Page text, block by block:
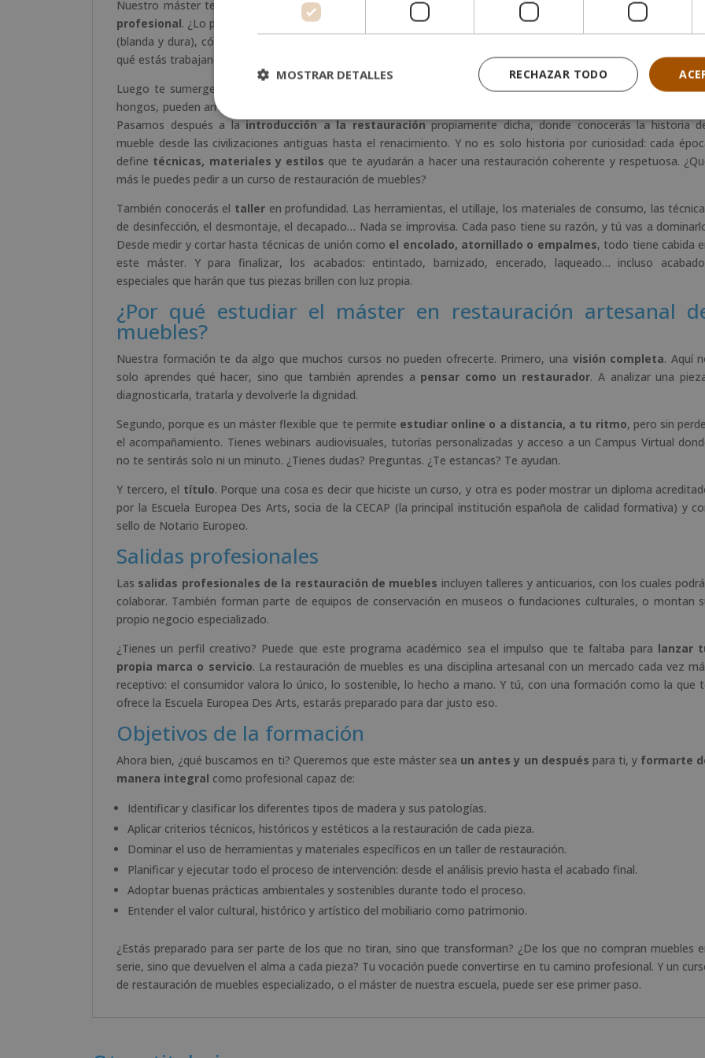
Nuestro máster te lleva de la mano a través de todo loque necesitas para convertirte en un restaurador
profesional. ¿Lo primero? Conocer la madera
. Su origen, sus propiedades físicas y mecánicas, los distintos tipos
(blanda y dura), cómo se obtiene industrialmente, y sus derivados. Porque antes de restaurar, hay que saber con
qué estás trabajando, ¿no crees?
Luego te sumerges en las
. Ciertos insectos, como los xilófagos, o incluso
hongos, pueden arruinar completamente una pieza. Por ello, aprenderás a detectarlos, entenderlos y combatirlos.
Pasamos después a laintroducción a la restauraciónpropiamente dicha, donde conocerás la historia
mueble desde las civilizaciones antiguas hasta el renacimiento. Y no es solo historia por curiosidad: cada
define técnicas, materiales y estilos que te ayudarán a hacer una restauración coherente y respetuosa.
más le puedes pedir a un curso de restauración de muebles?
También conocerás el taller en profundidad. Las herramientas, el utillaje, los materiales de consumo, las
de desinfección, el desmontaje, el decapado… Nada se improvisa. Cada paso tiene su razón, y tú vas a
Desde medir y cortar hasta técnicas de unión como el encolado, atornillado o empalmes, todo tiene cabida
este máster. Y para finalizar, los acabados: entintado, barnizado, encerado, laqueado… incluso
especiales que harán que tus piezas brillen con luz propia.
¿Por qué estudiar el máster en restauración artesanal
muebles?
Nuestra formación te da algo que muchos cursos no pueden ofrecerte. Primero, una visión completa. Aquí
solo aprendes qué hacer, sino que también aprendes a pensar como un restaurador. A analizar una
diagnosticarla, tratarla y devolverle la dignidad.
Segundo, porque es un máster flexible que te permite estudiar online o a distancia, a tu ritmo, pero sin
el acompañamiento. Tienes webinars audiovisuales, tutorías personalizadas y acceso a un Campus Virtual
no te sentirás solo ni un minuto. ¿Tienes dudas? Preguntas. ¿Te estancas? Te ayudan.
Y tercero, el título. Porque una cosa es decir que hiciste un curso, y otra es poder mostrar un diploma
por la Escuela Europea Des Arts, socia de la CECAP (la principal institución española de calidad formativa) y
sello de Notario Europeo.
Salidas profesionales
Las salidas profesionales de la restauración de muebles incluyen talleres y anticuarios, con los cuales
colaborar. También forman parte de equipos de conservación en museos o fundaciones culturales, o montan
propio negocio especializado.
¿Tienes un perfil creativo? Puede que este programa académico sea el impulso que te faltaba para lanzar
propia marca o servicio. La restauración de muebles es una disciplina artesanal con un mercado cada vez
receptivo: el consumidor valora lo único, lo sostenible, lo hecho a mano. Y tú, con una formación como la que
ofrece la Escuela Europea Des Arts, estarás preparado para dar justo eso.
Objetivos de la formación
Ahora bien, ¿qué buscamos en ti? Queremos que este máster sea un antes y un después para ti, y formarte
manera integral como profesional capaz de:
Identificar y clasificar los diferentes tipos de madera y sus patologías.
Aplicar criterios técnicos, históricos y estéticos a la restauración de cada pieza.
Dominar el uso de herramientas y materiales específicos en un taller de restauración.
Planificar y ejecutar todo el proceso de intervención: desde el análisis previo hasta el acabado final.
Adoptar buenas prácticas ambientales y sostenibles durante todo el proceso.
Entender el valor cultural, histórico y artístico del mobiliario como patrimonio.
¿Estás preparado para ser parte de los que no tiran, sino que transforman? ¿De los que no compran muebles
serie, sino que devuelven el alma a cada pieza? Tu vocación puede convertirse en tu camino profesional. Y un
de restauración de muebles especializado, o el máster de nuestra escuela, puede ser ese primer paso.
RECHAZAR TODO
MOSTRAR DETALLES